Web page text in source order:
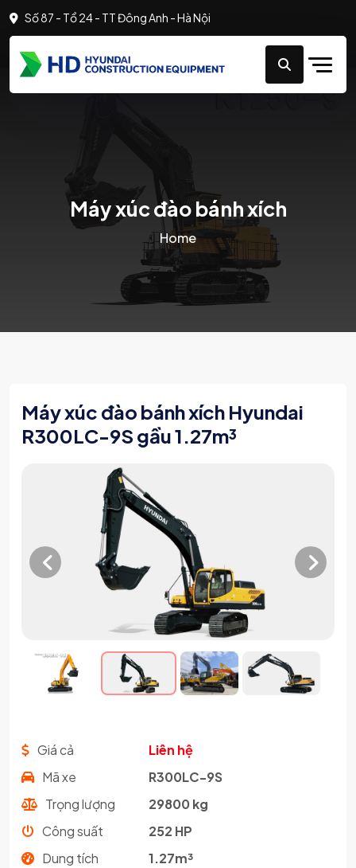
Số 87 - Tổ 24 - TT Đông Anh - Hà Nội
Máy xúc đào bánh xích
Home
Máy xúc đào bánh xích Hyundai
R300LC-9S gầu 1.27m³
Giá cả
Liên hệ
Mã xe
R300LC-9S
Trọng lượng
29800 kg
Công suất
252 HP
Dung tích
1.27m³